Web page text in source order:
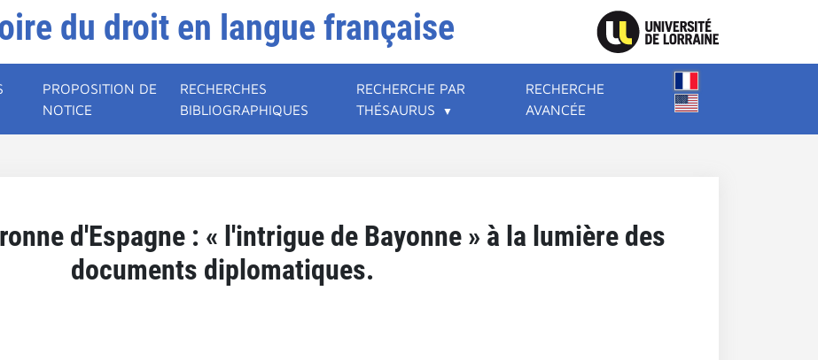
du droit en langue française
PROPOSITION DE
NOTICE
RECHERCHES
BIBLIOGRAPHIQUES
RECHERCHE PAR
THÉSAURUS
RECHERCHE
AVANCÉE
d'Espagne : « l'intrigue de Bayonne » à la lumière des
documents diplomatiques.